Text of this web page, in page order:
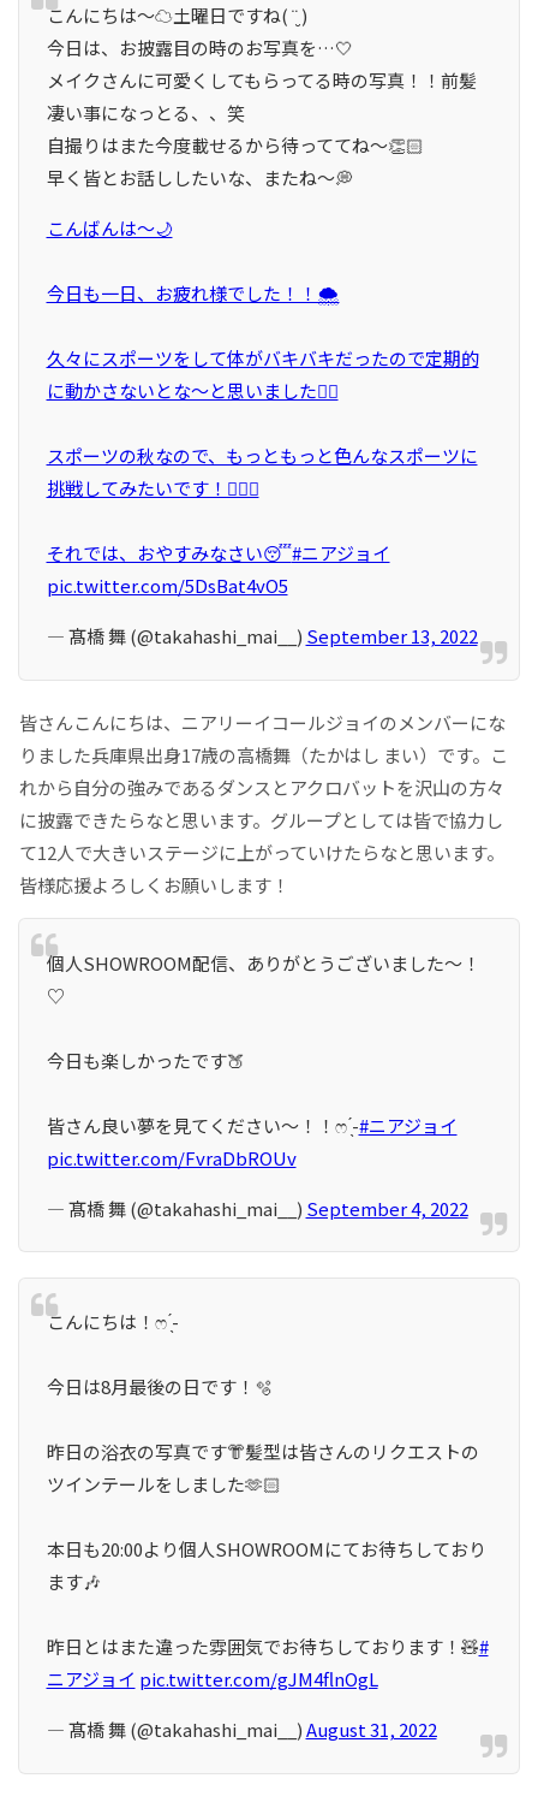
こんにちは〜☁️土曜日ですね( ¨̮ )
今日は、お披露目の時のお写真を…🤍
メイクさんに可愛くしてもらってる時の写真！！前髪
凄い事になっとる、、笑
自撮りはまた今度載せるから待っててね〜👏🏻
早く皆とお話ししたいな、またね〜💭
こんばんは〜🌙
今日も一日、お疲れ様でした！！🌨
久々にスポーツをして体がバキバキだったので定期的
に動かさないとな〜と思いました😵‍💫
スポーツの秋なので、もっともっと色んなスポーツに
挑戦してみたいです！🤸🏻‍♂️
それでは、おやすみなさい😴#ニアジョイ
pic.twitter.com/5DsBat4vO5
— 髙橋 舞 (@takahashi_mai__) September 13, 2022
皆さんこんにちは、ニアリーイコールジョイのメンバーにな
りました兵庫県出身17歳の高橋舞（たかはし まい）です。こ
れから自分の強みであるダンスとアクロバットを沢山の方々
に披露できたらなと思います。グループとしては皆で協力し
て12人で大きいステージに上がっていけたらなと思います。
皆様応援よろしくお願いします！
個人SHOWROOM配信、ありがとうございました〜！
♡
今日も楽しかったです🍑
皆さん良い夢を見てください〜！！ෆ ̖́-#ニアジョイ
pic.twitter.com/FvraDbROUv
— 髙橋 舞 (@takahashi_mai__) September 4, 2022
こんにちは！ෆ ̖́-
今日は8月最後の日です！🫧
昨日の浴衣の写真です👘髪型は皆さんのリクエストの
ツインテールをしました🫶🏻
本日も20:00より個人SHOWROOMにてお待ちしており
ます🎶
昨日とはまた違った雰囲気でお待ちしております！🧸#
ニアジョイ pic.twitter.com/gJM4flnOgL
— 髙橋 舞 (@takahashi_mai__)August 31, 2022